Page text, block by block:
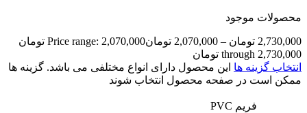
محصولات موجود
2,730,000 تومان –
2,070,000 تومان
Price range: 2,070,000 تومان
through 2,730,000 تومان
انتخاب گزینه ها این محصول دارای انواع مختلفی می باشد. گزینه ها
ممکن است در صفحه محصول انتخاب شوند
فریم PVC